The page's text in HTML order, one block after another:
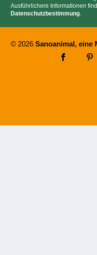
Ausführlichere Informationen
Datenschutzbestimmung.
© 2026Sanoanimal, eine